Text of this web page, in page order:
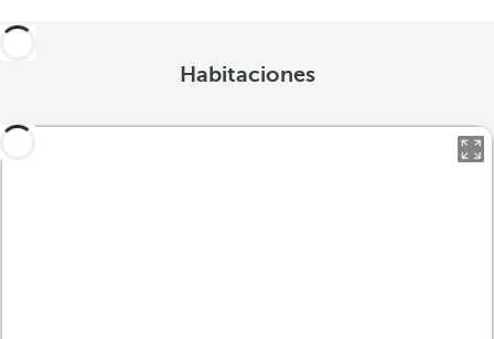
Habitaciones